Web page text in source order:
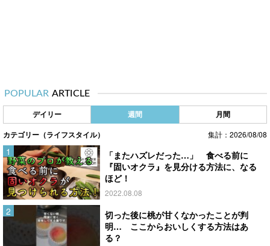
POPULAR ARTICLE
デイリー 週間 月間
カテゴリー（ライフスタイル） 集計：2026/08/08
「またハズレだった…」 食べる前に
『固いオクラ』を見分ける方法に、なる
ほど！
2022.08.08
切った後に桃が甘くなかったことが判
明… ここからおいしくする方法はあ
る？